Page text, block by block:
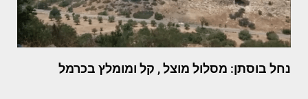
נחל בוסתן: מסלול מוצל , קל ומומלץ בכרמל